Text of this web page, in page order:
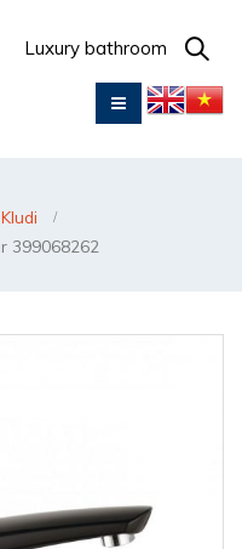
Luxury bathroom
399068262